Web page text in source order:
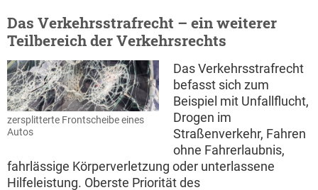
Das Verkehrsstrafrecht – ein weiterer
Teilbereich der Verkehrsrechts
zersplitterte Frontscheibe eines
Autos
Das Verkehrsstrafrecht
befasst sich zum
Beispiel mit Unfallflucht,
Drogen im
Straßenverkehr, Fahren
ohne Fahrerlaubnis,
fahrlässige Körperverletzung oder unterlassene
Hilfeleistung. Oberste Priorität des